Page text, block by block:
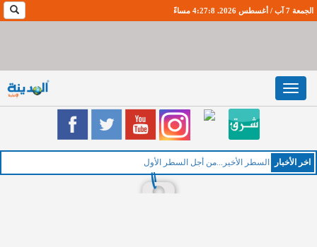
الجمعة 7 آب / أغسطس 2026. 4:27:9 مساءً
Toggle
navigation
اخر اﻷخبار